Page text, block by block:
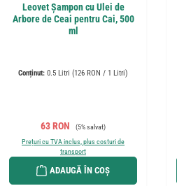
Leovet Șampon cu Ulei de
Arbore de Ceai pentru Cai, 500
ml
Conținut: 0.5 Litri (126 RON / 1 Litri)
Preț de vânzare:
63 RON Preț obișnuit:
(5% salvat)
Prețuri cu TVA inclus, plus costuri de
transport
ADAUGĂ ÎN COȘ